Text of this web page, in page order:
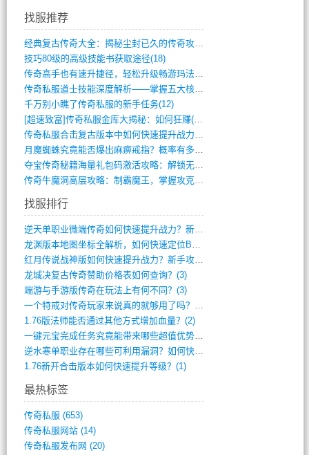
找服推荐
经典复古传奇大全：揭秘尘封已久的传奇攻略(348)
技巧80级的高级技能书获取途径(18)
传奇高手也有速升捷径，轻松升级畅游玛法(11)
传奇私服道士技能深度解析——掌握五大核心(956)
千万别小瞧了传奇私服的新手任务(12)
[超速致富]传奇私服金库大揭秘：如何狂赚(590)
传奇私服合击复古版本中如何快速提升战力与(917)
月魔蜘蛛究竟能否爆出麻痹戒指？概率有多大(11)
夺宝传奇秘籍海量礼包码激活攻略：解锁无限(587)
传奇牛魔洞高层攻略：制霸魔王，掌握攻克要(12)
找服排行
逆天单职业微端传奇如何快速提升战力？新手(4)
龙渊版本地图坐标全解析，如何快速定位BO(4)
红月传说战神版如何快速提升战力？新手攻略(3)
龙城决复古传奇赞助价格表如何查询？(3)
端游与手游版传奇在玩法上有何不同？(3)
一个特戒对传奇玩家来说真的就够用了吗？(2)
1.76版法师能否通过其他方式增加血量？(2)
一键元宝完成任务究竟能带来哪些超值优势？(1)
逆水寒单职业存在哪些可利用漏洞？如何快速(1)
1.76新开合击版本如何快速提升等级？(1)
最热标签
传奇私服 (653)
传奇私服网站(14)
传奇私服发布网 (20)